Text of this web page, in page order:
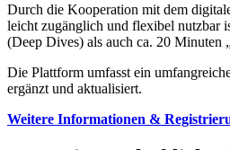
Durch die Kooperation mit dem
leicht zugänglich und flexibel nutzbar
(Deep Dives) als auch ca. 20 Minuten
Die Plattform umfasst ein
ergänzt und aktualisiert.
Weitere Informationen &